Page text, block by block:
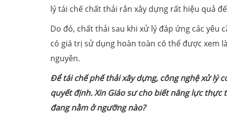
lý tái chế chất thải rắn xây dựng rất hiệu quả
Do đó, chất thải sau khi xử lý đáp ứng các yêu
có giá trị sử dụng hoàn toàn có thể được xem
nguyên.
Để tái chế phế thải xây dựng, công nghệ xử lý
quyết định. Xin Giáo sư cho biết năng lực thực
đang nằm ở ngưỡng nào?